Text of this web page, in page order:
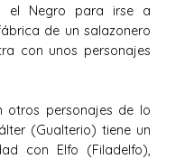
el Negro para irse a
de un salazonero
con unos personajes
personajes de lo
(Gualterio) tiene un
con Elfo (Filadelfo),